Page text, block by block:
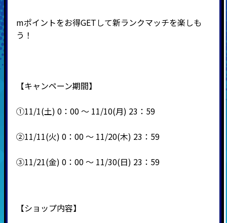
mポイントをお得GETして新ランクマッチを楽しも
う！
【キャンペーン期間】
➀11/1(土) 0：00 ～ 11/10(月) 23：59
②11/11(火) 0：00 ～ 11/20(木) 23：59
③11/21(金) 0：00 ～ 11/30(日) 23：59
【ショップ内容】